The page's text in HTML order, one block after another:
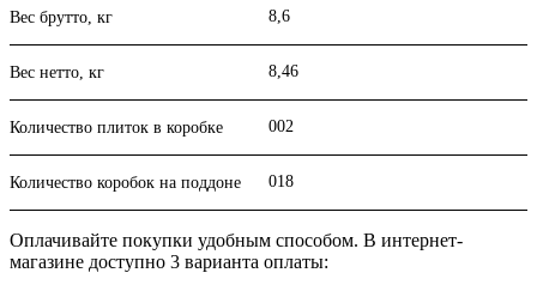
Вес брутто, кг 8,6
Вес нетто, кг 8,46
Количество плиток в коробке 002
Количество коробок на поддоне 018
Оплачивайте покупки удобным способом. В интернет-
магазине доступно 3 варианта оплаты: